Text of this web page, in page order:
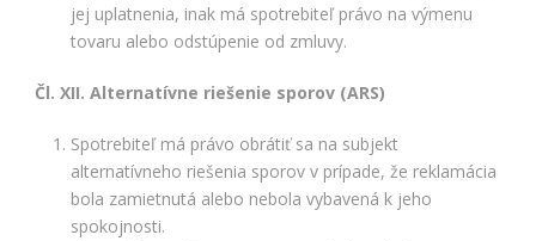
jej uplatnenia, inak má spotrebiteľ právo na výmenu
tovaru alebo odstúpenie od zmluvy.
Čl. XII. Alternatívne riešenie sporov (ARS)
Spotrebiteľ má právo obrátiť sa na subjekt
alternatívneho riešenia sporov v prípade, že reklamácia
bola zamietnutá alebo nebola vybavená k jeho
spokojnosti.